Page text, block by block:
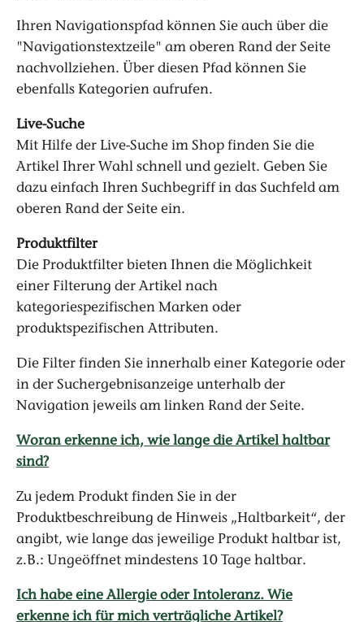
Ihren Navigationspfad können Sie auch über die
"Navigationstextzeile" am oberen Rand der Seite
nachvollziehen. Über diesen Pfad können Sie
ebenfalls Kategorien aufrufen.
Live-Suche
Mit Hilfe der Live-Suche im Shop finden Sie die
Artikel Ihrer Wahl schnell und gezielt. Geben Sie
dazu einfach Ihren Suchbegriff in das Suchfeld am
oberen Rand der Seite ein.
Produktfilter
Die Produktfilter bieten Ihnen die Möglichkeit
einer Filterung der Artikel nach
kategoriespezifischen Marken oder
produktspezifischen Attributen.
Die Filter finden Sie innerhalb einer Kategorie oder
in der Suchergebnisanzeige unterhalb der
Navigation jeweils am linken Rand der Seite.
Woran erkenne ich, wie lange die Artikel haltbar
sind?
Zu jedem Produkt finden Sie in der
Produktbeschreibung de Hinweis „Haltbarkeit“, der
angibt, wie lange das jeweilige Produkt haltbar ist,
z.B.: Ungeöffnet mindestens 10 Tage haltbar.
Ich habe eine Allergie oder Intoleranz. Wie
erkenne ich für mich verträgliche Artikel?